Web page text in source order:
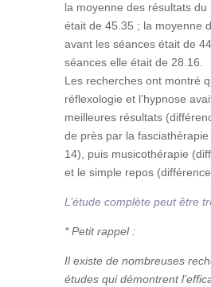
la moyenne des résultats du
était de 45.35 ; la moyenne
avant les séances était de
séances elle était de 28.16.
Les recherches ont montré
réflexologie et l’hypnose
meilleures résultats
de près par la
14), puis musicothérapie
et le simple repos
L’étude complète peut être
* Petit rappel :
Il existe de nombreuses
études qui démontrent